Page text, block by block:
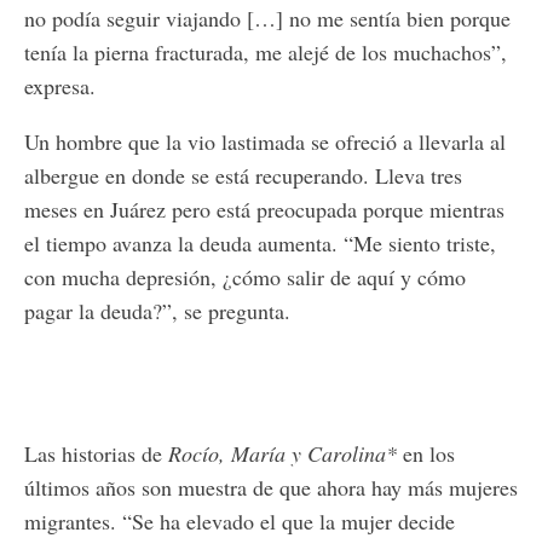
no podía seguir viajando […] no me sentía bien porque
tenía la pierna fracturada, me alejé de los muchachos”,
expresa.
Un hombre que la vio lastimada se ofreció a llevarla al
albergue en donde se está recuperando. Lleva tres
meses en Juárez pero está preocupada porque mientras
el tiempo avanza la deuda aumenta. “Me siento triste,
con mucha depresión, ¿cómo salir de aquí y cómo
pagar la deuda?”, se pregunta.
Las historias de Rocío, María y Carolina* en los
últimos años son muestra de que ahora hay más mujeres
migrantes. “Se ha elevado el que la mujer decide